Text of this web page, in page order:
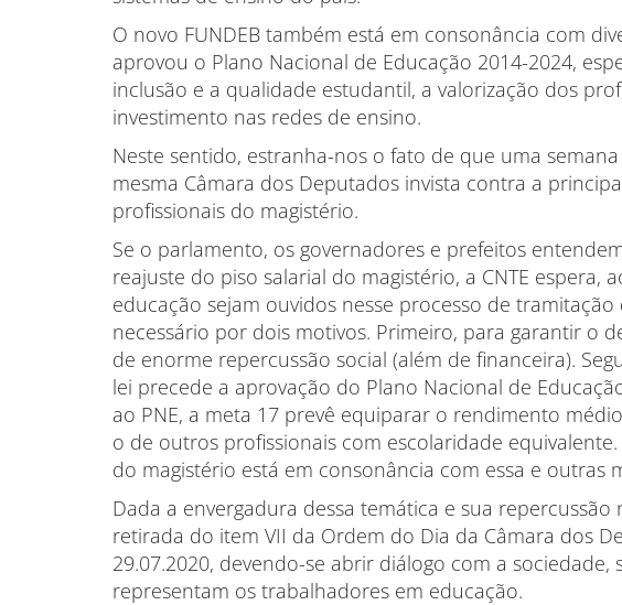
O novo FUNDEB também está em consonância com
aprovou o Plano Nacional de Educação 2014-2024,
inclusão e a qualidade estudantil, a valorização dos
investimento nas redes de ensino.
Neste sentido, estranha-nos o fato de que uma
mesma Câmara dos Deputados invista contra a
profissionais do magistério.
Se o parlamento, os governadores e prefeitos
reajuste do piso salarial do magistério, a CNTE espera,
educação sejam ouvidos nesse processo de tramitação
necessário por dois motivos. Primeiro, para garantir o
de enorme repercussão social (além de financeira).
lei precede a aprovação do Plano Nacional de
ao PNE, a meta 17 prevê equiparar o rendimento
o de outros profissionais com escolaridade
do magistério está em consonância com essa e outras
Dada a envergadura dessa temática e sua repercussão
retirada do item VII da Ordem do Dia da Câmara dos
29.07.2020, devendo-se abrir diálogo com a
representam os trabalhadores em educação.